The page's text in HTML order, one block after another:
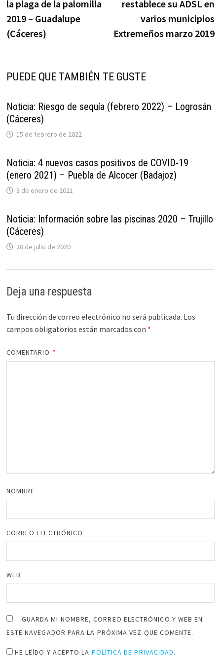
entradas
la plaga de la palomilla
2019 – Guadalupe
(Cáceres)
restablece su ADSL en
varios municipios
Extremeños marzo 2019
PUEDE QUE TAMBIÉN TE GUSTE
Noticia: Riesgo de sequía (febrero 2022) – Logrosán
(Cáceres)
15 de febrero de 2022
Noticia: 4 nuevos casos positivos de COVID-19
(enero 2021) – Puebla de Alcocer (Badajoz)
3 de enero de 2021
Noticia: Información sobre las piscinas 2020 – Trujillo
(Cáceres)
28 de julio de 2020
Deja una respuesta
Tu dirección de correo electrónico no será publicada. Los
campos obligatorios están marcados con *
COMENTARIO *
NOMBRE
CORREO ELECTRÓNICO
WEB
GUARDA MI NOMBRE, CORREO ELECTRÓNICO Y WEB EN
ESTE NAVEGADOR PARA LA PRÓXIMA VEZ QUE COMENTE.
HE LEÍDO Y ACEPTO LA POLÍTICA DE PRIVACIDAD.